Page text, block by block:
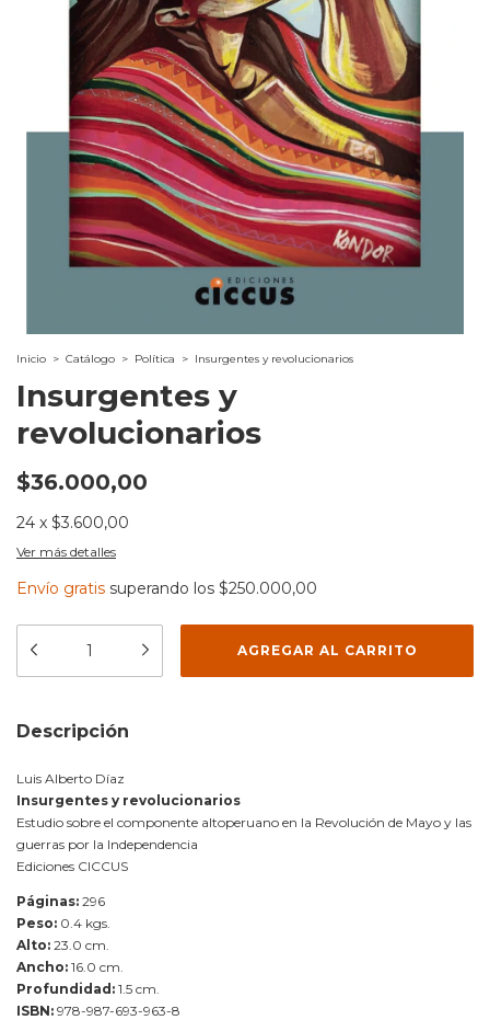
Inicio > Catálogo > Política > Insurgentes y revolucionarios
Insurgentes y
revolucionarios
$36.000,00
24 x $3.600,00
Ver más detalles
Envío gratis superando los $250.000,00
Descripción
Luis Alberto Díaz
Insurgentes y revolucionarios
Estudio sobre el componente altoperuano en la Revolución de Mayo y las
guerras por la Independencia
Ediciones CICCUS
Páginas: 296
Peso: 0.4 kgs.
Alto: 23.0 cm.
Ancho: 16.0 cm.
Profundidad: 1.5 cm.
ISBN: 978-987-693-963-8